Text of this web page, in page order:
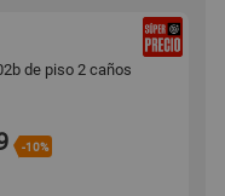
de piso 2 caños
-10%